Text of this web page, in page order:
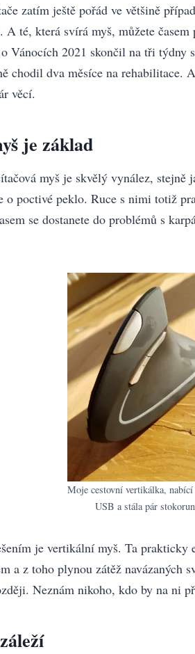
zatím ještě pořád ve většině
A té, která svírá myš, můžete časem
Vánocích 2021 skončil na tři týdny
chodil dva měsíce na rehabilitace.
věcí.
je základ
myš je skvělý vynález, stejně
o poctivé peklo. Ruce s nimi totiž
se dostanete do problémů s
Moje cestovní vertikálka, nabící
USB a stála pár stokorun
je vertikální myš. Ta
a z toho plynou zátěž navázaných
Neznám nikoho, kdo by na ni